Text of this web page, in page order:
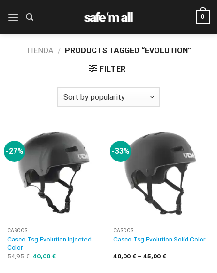
0
TIENDA / PRODUCTS TAGGED “EVOLUTION”
FILTER
-27%
CASCOS
Casco Tsg Evolution Injected
Color
54,95€ 40,00€
-33%
CASCOS
Casco Tsg Evolution Solid Color
40,00€– 45,00€